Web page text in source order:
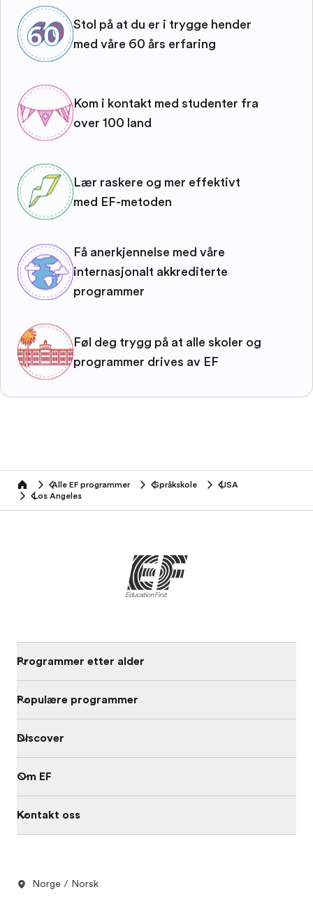
Stol på at du er i trygge hender
med våre 60 års erfaring
Kom i kontakt med studenter fra
over 100 land
Lær raskere og mer effektivt
med EF-metoden
Få anerkjennelse med våre
internasjonalt akkrediterte
programmer
Føl deg trygg på at alle skoler og
programmer drives av EF
home Alle EF programmer Språkskole
USA
Los Angeles
Programmer etter alder
Populære programmer
Discover
Om EF
Kontakt oss
Norge / Norsk